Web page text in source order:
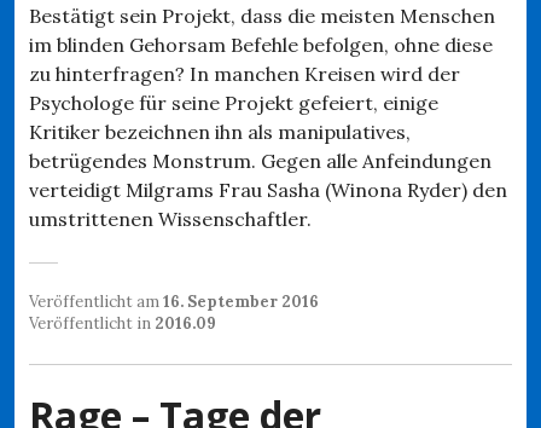
Bestätigt sein Projekt, dass die meisten Menschen
im blinden Gehorsam Befehle befolgen, ohne diese
zu hinterfragen? In manchen Kreisen wird der
Psychologe für seine Projekt gefeiert, einige
Kritiker bezeichnen ihn als manipulatives,
betrügendes Monstrum. Gegen alle Anfeindungen
verteidigt Milgrams Frau Sasha (Winona Ryder) den
umstrittenen Wissenschaftler.
Veröffentlicht am16. September 2016
Veröffentlicht in 2016.09
Rage – Tage der